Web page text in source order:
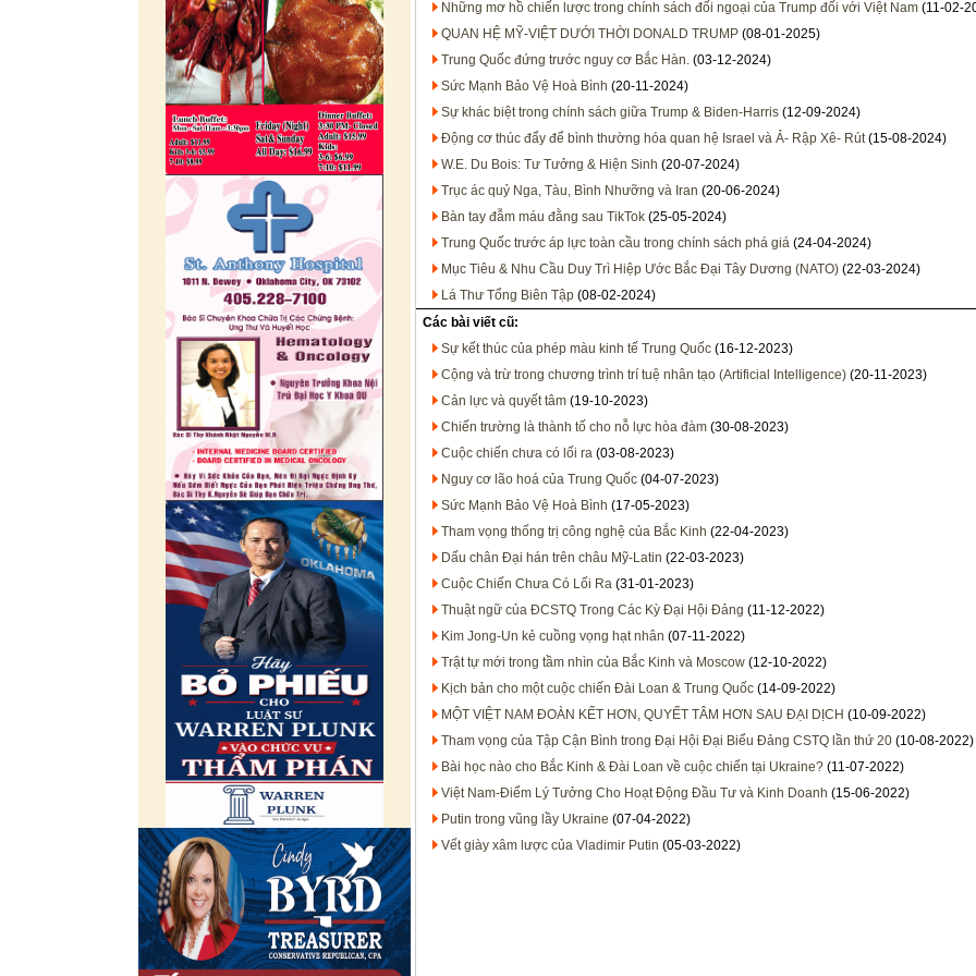
Những mơ hồ chiến lược trong chính sách đối ngoại của Trump đối với Việt Nam (11-02-
QUAN HỆ MỸ-VIỆT DƯỚI THỜI DONALD TRUMP (08-01-2025)
Trung Quốc đứng trước nguy cơ Bắc Hàn. (03-12-2024)
Sức Mạnh Bảo Vệ Hoà Bình (20-11-2024)
Sự khác biệt trong chính sách giữa Trump & Biden-Harris (12-09-2024)
Động cơ thúc đẩy để bình thường hóa quan hệ Israel và Ả- Rập Xê- Rút(15-08-2024)
W.E. Du Bois: Tư Tưởng & Hiện Sinh (20-07-2024)
Trục ác quỷ Nga, Tàu, Bình Nhưỡng và Iran (20-06-2024)
Bàn tay đẫm máu đằng sau TikTok (25-05-2024)
Trung Quốc trước áp lực toàn cầu trong chính sách phá giá (24-04-2024)
Mục Tiêu & Nhu Cầu Duy Trì Hiệp Ước Bắc Đại Tây Dương (NATO) (22-03-2024)
Lá Thư Tổng Biên Tập (08-02-2024)
Các bài viết cũ:
Sự kết thúc của phép màu kinh tế Trung Quốc (16-12-2023)
Cộng và trừ trong chương trình trí tuệ nhân tạo (Artificial Intelligence) (20-11-2023)
Cản lực và quyết tâm (19-10-2023)
Chiến trường là thành tố cho nỗ lực hòa đàm (30-08-2023)
Cuộc chiến chưa có lối ra (03-08-2023)
Nguy cơ lão hoá của Trung Quốc (04-07-2023)
Sức Mạnh Bảo Vệ Hoà Bình (17-05-2023)
Tham vọng thống trị công nghệ của Bắc Kinh (22-04-2023)
Dấu chân Đại hán trên châu Mỹ-Latin (22-03-2023)
Cuộc Chiến Chưa Có Lối Ra (31-01-2023)
Thuật ngữ của ĐCSTQ Trong Các Kỳ Đại Hội Đảng (11-12-2022)
Kim Jong-Un kẻ cuồng vọng hạt nhân (07-11-2022)
Trật tự mới trong tầm nhìn của Bắc Kinh và Moscow (12-10-2022)
Kịch bản cho một cuộc chiến Đài Loan & Trung Quốc (14-09-2022)
MỘT VIỆT NAM ĐOÀN KẾT HƠN, QUYẾT TÂM HƠN SAU ĐẠI DỊCH (10-09-2022)
Tham vọng của Tập Cận Bình trong Đại Hội Đại Biểu Đảng CSTQ lần thứ 20 (10-08-2022)
Bài học nào cho Bắc Kinh & Đài Loan về cuộc chiến tại Ukraine? (11-07-2022)
Việt Nam-Điểm Lý Tưởng Cho Hoạt Động Đầu Tư và Kinh Doanh (15-06-2022)
Putin trong vũng lầy Ukraine (07-04-2022)
Vết giày xâm lược của Vladimir Putin (05-03-2022)